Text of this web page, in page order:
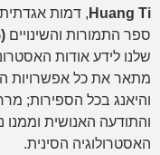
Huang Ti , דמות
ספר התמורות והשינויים (I CHING )
שלנו לידע אודות
מתאר את כל אפשרויות
והיאנג בכל הספירות;
והתודעה האנושית וממנו
האסטרולוגיה הסינית.